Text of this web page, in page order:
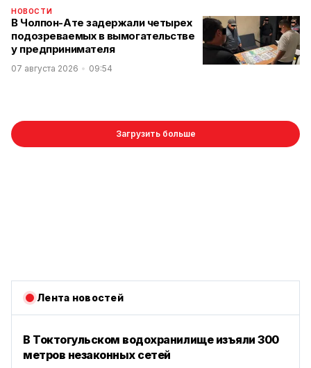
НОВОСТИ
В Чолпон-Ате задержали четырех
подозреваемых в вымогательстве
у предпринимателя
07 августа 2026 09:54
Загрузить больше
Лента новостей
В Токтогульском водохранилище изъяли 300
метров незаконных сетей